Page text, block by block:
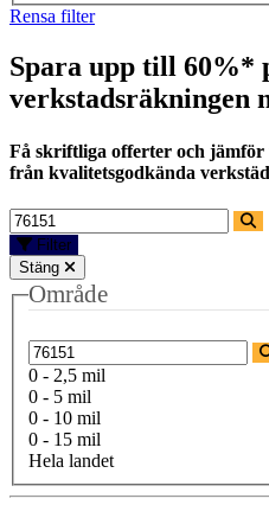
Rensa filter
Spara upp till 60%*
verkstadsräkningen
Få skriftliga offerter och jämför
från kvalitetsgodkända
Filter
Stäng
Område
0 - 2,5 mil
0 - 5 mil
0 - 10 mil
0 - 15 mil
Hela landet